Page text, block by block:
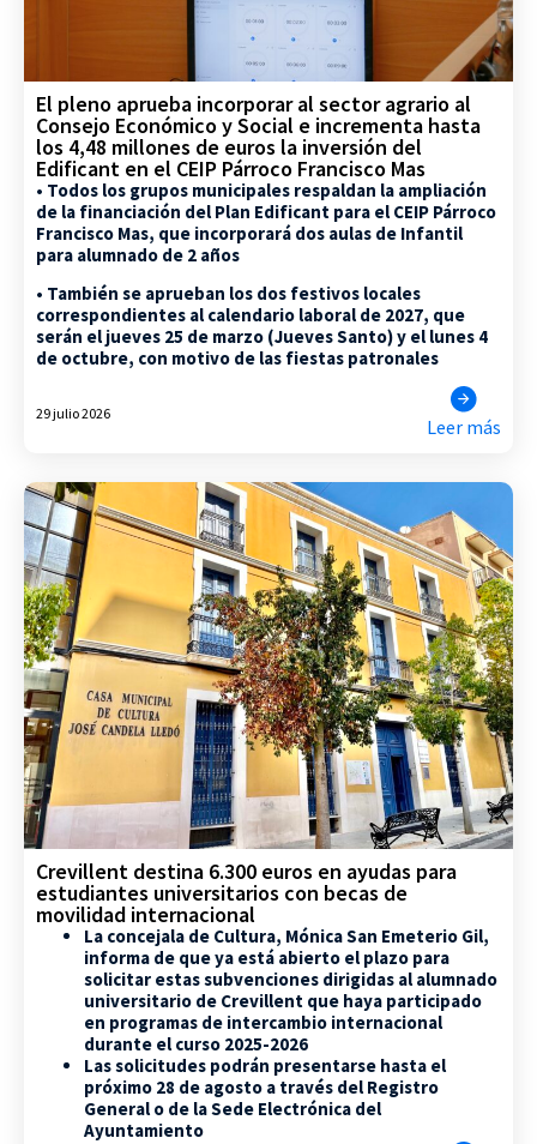
El pleno aprueba incorporar al sector agrario al
Consejo Económico y Social e incrementa hasta
los 4,48 millones de euros la inversión del
Edificant en el CEIP Párroco Francisco Mas
• Todos los grupos municipales respaldan la ampliación
de la financiación del Plan Edificant para el CEIP Párroco
Francisco Mas, que incorporará dos aulas de Infantil
para alumnado de 2 años
• También se aprueban los dos festivos locales
correspondientes al calendario laboral de 2027, que
serán el jueves 25 de marzo (Jueves Santo) y el lunes 4
de octubre, con motivo de las fiestas patronales
29 julio 2026
Leer más
Crevillent destina 6.300 euros en ayudas para
estudiantes universitarios con becas de
movilidad internacional
La concejala de Cultura, Mónica San Emeterio Gil,
informa de que ya está abierto el plazo para
solicitar estas subvenciones dirigidas al alumnado
universitario de Crevillent que haya participado
en programas de intercambio internacional
durante el curso 2025-2026
Las solicitudes podrán presentarse hasta el
próximo 28 de agosto a través del Registro
General o de la Sede Electrónica del
Ayuntamiento